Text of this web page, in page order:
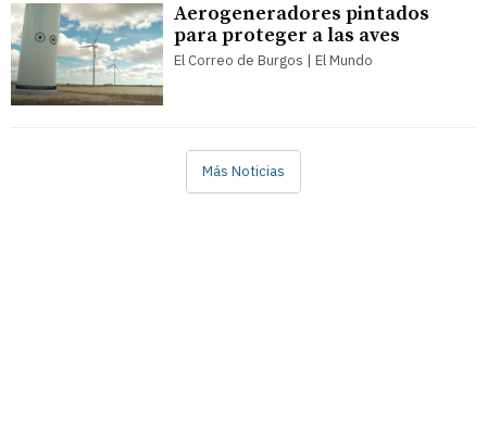
Aerogeneradores pintados
para proteger a las aves
El Correo de Burgos | El Mundo
Más Noticias